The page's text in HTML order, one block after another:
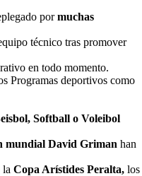
pormuchas
técnico tras promover
en todo momento.
Programas deportivos como
Softball o Voleibol
mundial David Griman han
la Copa Arístides Peralta, los